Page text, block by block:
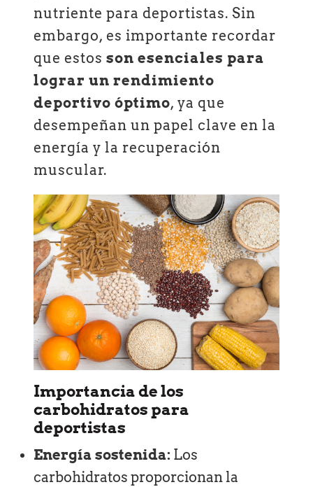
nutriente para deportistas. Sin
embargo, es importante recordar
que estosson esenciales para
lograr un rendimiento
deportivo óptimo, ya que
desempeñan un papel clave en la
energía y la recuperación
muscular.
Importancia de los
carbohidratos para
deportistas
Energía sostenida: Los
carbohidratos proporcionan la